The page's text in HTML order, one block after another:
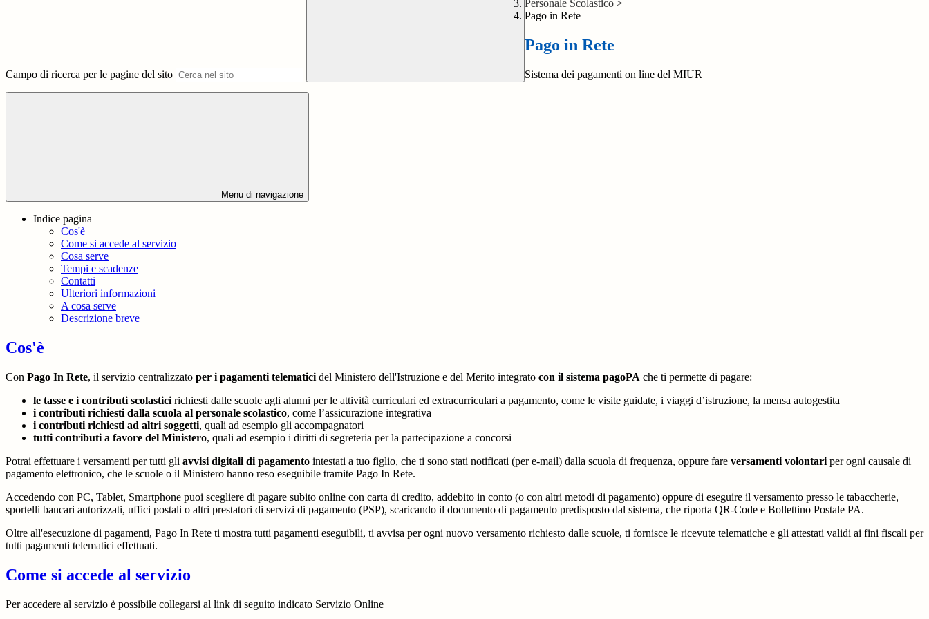
Campo di ricerca per le pagine del sito
Personale Scolastico >
Pago in Rete
Pago in Rete
Sistema dei pagamenti on line del MIUR
Menu di navigazione
Indice pagina
Cos'è
Come si accede al servizio
Cosa serve
Tempi e scadenze
Contatti
Ulteriori informazioni
A cosa serve
Descrizione breve
Cos'è
Con Pago In Rete, il servizio centralizzato per i pagamenti telematici del Ministero dell'Istruzione e del Merito integrato con il sistema pagoPA che ti permette di pagare:
le tasse e i contributi scolastici richiesti dalle scuole agli alunni per le attività curriculari ed extracurriculari a pagamento, come le visite guidate, i viaggi d’istruzione, la mensa autogestita
i contributi richiesti dalla scuola al personale scolastico, come l’assicurazione integrativa
i contributi richiesti ad altri soggetti, quali ad esempio gli accompagnatori
tutti contributi a favore del Ministero, quali ad esempio i diritti di segreteria per la partecipazione a concorsi
Potrai effettuare i versamenti per tutti gli avvisi digitali di pagamento intestati a tuo figlio, che ti sono stati notificati (per e-mail) dalla scuola di frequenza, oppure fare versamenti volontari per ogni causale di
pagamento elettronico, che le scuole o il Ministero hanno reso eseguibile tramite Pago In Rete.
Accedendo con PC, Tablet, Smartphone puoi scegliere di pagare subito online con carta di credito, addebito in conto (o con altri metodi di pagamento) oppure di eseguire il versamento presso le tabaccherie,
sportelli bancari autorizzati, uffici postali o altri prestatori di servizi di pagamento (PSP), scaricando il documento di pagamento predisposto dal sistema, che riporta QR-Code e Bollettino Postale PA.
Oltre all'esecuzione di pagamenti, Pago In Rete ti mostra tutti pagamenti eseguibili, ti avvisa per ogni nuovo versamento richiesto dalle scuole, ti fornisce le ricevute telematiche e gli attestati validi ai fini fiscali per
tutti pagamenti telematici effettuati.
Come si accede al servizio
Per accedere al servizio è possibile collegarsi al link di seguito indicato Servizio Online